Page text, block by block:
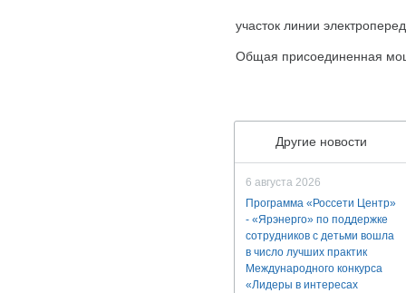
участок линии
Общая присоединенная
Другие новости
6 августа 2026
Программа «Россети Центр»
- «Ярэнерго» по поддержке
сотрудников с детьми вошла
в число лучших практик
Международного конкурса
«Лидеры в интересах